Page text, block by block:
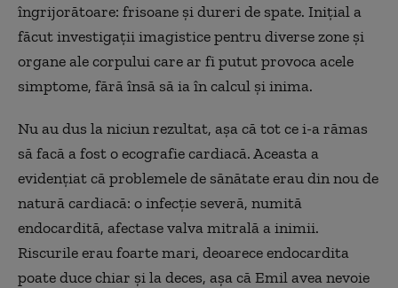
îngrijorătoare: frisoane și dureri de spate. Inițial a
făcut investigații imagistice pentru diverse zone și
organe ale corpului care ar fi putut provoca acele
simptome, fără însă să ia în calcul și inima.
Nu au dus la niciun rezultat, așa că tot ce i-a rămas
să facă a fost o ecografie cardiacă. Aceasta a
evidențiat că problemele de sănătate erau din nou de
natură cardiacă: o infecție severă, numită
endocardită, afectase valva mitrală a inimii.
Riscurile erau foarte mari, deoarece endocardita
poate duce chiar și la deces, așa că Emil avea nevoie